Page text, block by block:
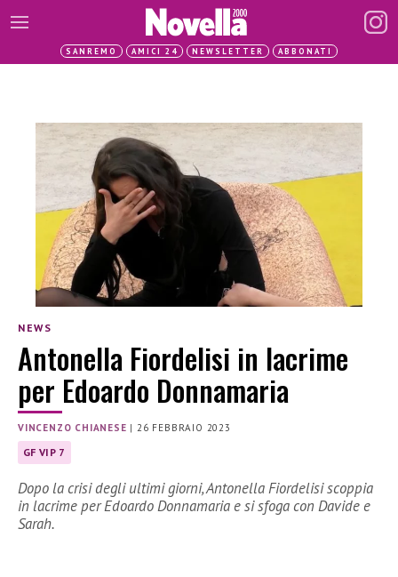
SANREMO AMICI 24 NEWSLETTER ABBONATI
NEWS
Antonella Fiordelisi in lacrime
per Edoardo Donnamaria
VINCENZO CHIANESE |26 FEBBRAIO 2023
GF VIP 7
Dopo la crisi degli ultimi giorni, Antonella Fiordelisi scoppia
in lacrime per Edoardo Donnamaria e si sfoga con Davide e
Sarah.